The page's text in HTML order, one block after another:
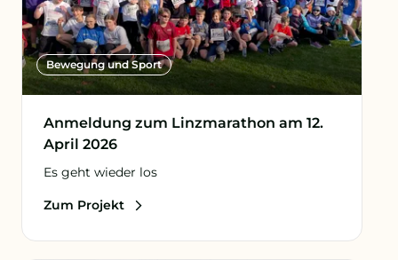
Bewegung und Sport
Anmeldung zum Linzmarathon am 12.
April 2026
Es geht wieder los
Zum Projekt